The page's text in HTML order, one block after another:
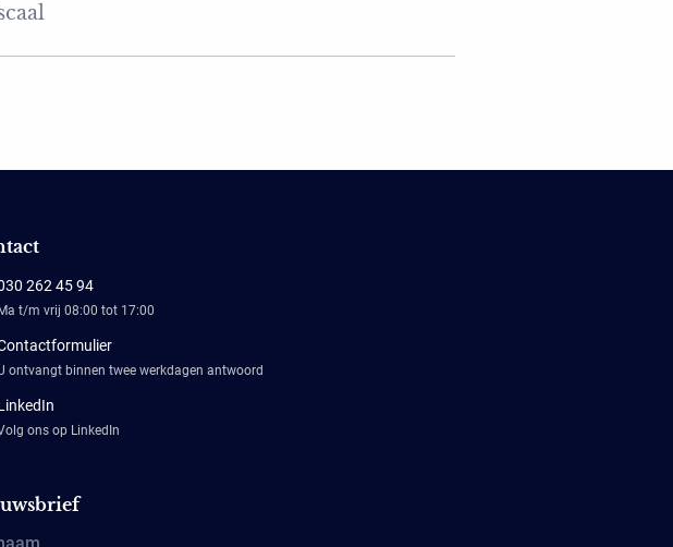
262 45 94
Ma t/m vrij 08:00 tot 17:00
ontvangt binnen twee werkdagen antwoord
ons op LinkedIn